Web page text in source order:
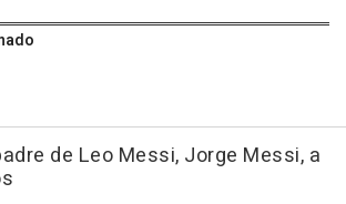
de Leo Messi, Jorge Messi, a